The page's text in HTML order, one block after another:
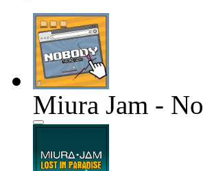
Miura Jam -